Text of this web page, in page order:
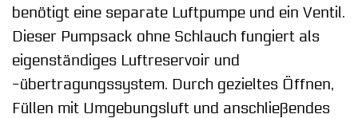
benötigt eine separate Luftpumpe und ein Ventil.
Dieser Pumpsack ohne Schlauch fungiert als
eigenständiges Luftreservoir und
-übertragungssystem. Durch gezieltes Öffnen,
Füllen mit Umgebungsluft und anschließendes